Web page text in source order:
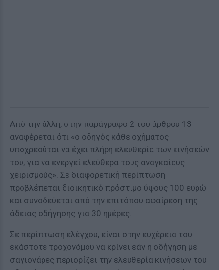
Από την άλλη, στην παράγραφο 2 του άρθρου 13
αναφέρεται ότι «ο οδηγός κάθε οχήματος
υποχρεούται να έχει πλήρη ελευθερία των κινήσεών
του, για να ενεργεί ελεύθερα τους αναγκαίους
χειρισμούς». Σε διαφορετική περίπτωση
προβλέπεται διοικητικό πρόστιμο ύψους 100 ευρώ
και συνοδεύεται από την επιτόπου αφαίρεση της
άδειας οδήγησης για 30 ημέρες.
Σε περίπτωση ελέγχου, είναι στην ευχέρεια του
εκάστοτε τροχονόμου να κρίνει εάν η οδήγηση με
σαγιονάρες περιορίζει την ελευθερία κινήσεων του